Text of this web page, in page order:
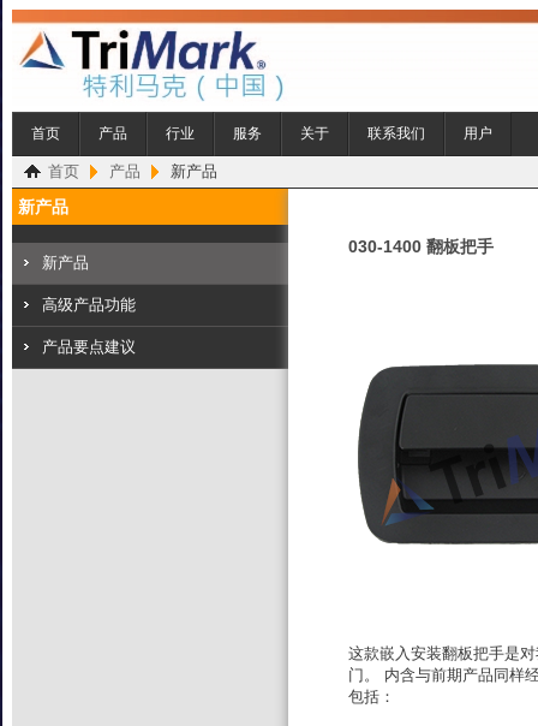
首页 产品 行业 服务 关于 联系我们 用户
首页 产品 新产品
新产品
新产品
高级产品功能
产品要点建议
030-1400 翻板把手
这款嵌入安装翻板把手是
门。 内含与前期产品同样
包括：